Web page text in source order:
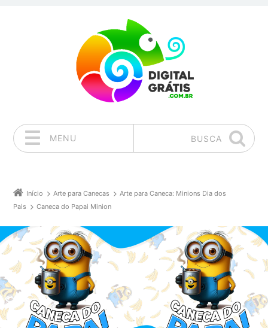
MENU BUSCA
Início Arte para Canecas
Arte para Caneca: Minions Dia dos
Pais
Caneca do Papai Minion